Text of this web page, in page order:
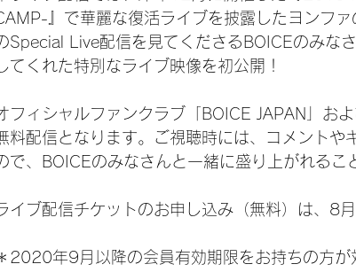
』で華麗な復活ライブを披露したヨンフ
Special Live配信を見てくださるBOICEのみな
てくれた特別なライブ映像を初公開！
フィシャルファンクラブ「BOICE JAPAN」お
料配信となります。ご視聴時には、コメントや
で、BOICEのみなさんと一緒に盛り上がれるこ
イブ配信チケットのお申し込み（無料）は、8
2020年9月以降の会員有効期限をお持ちの方が